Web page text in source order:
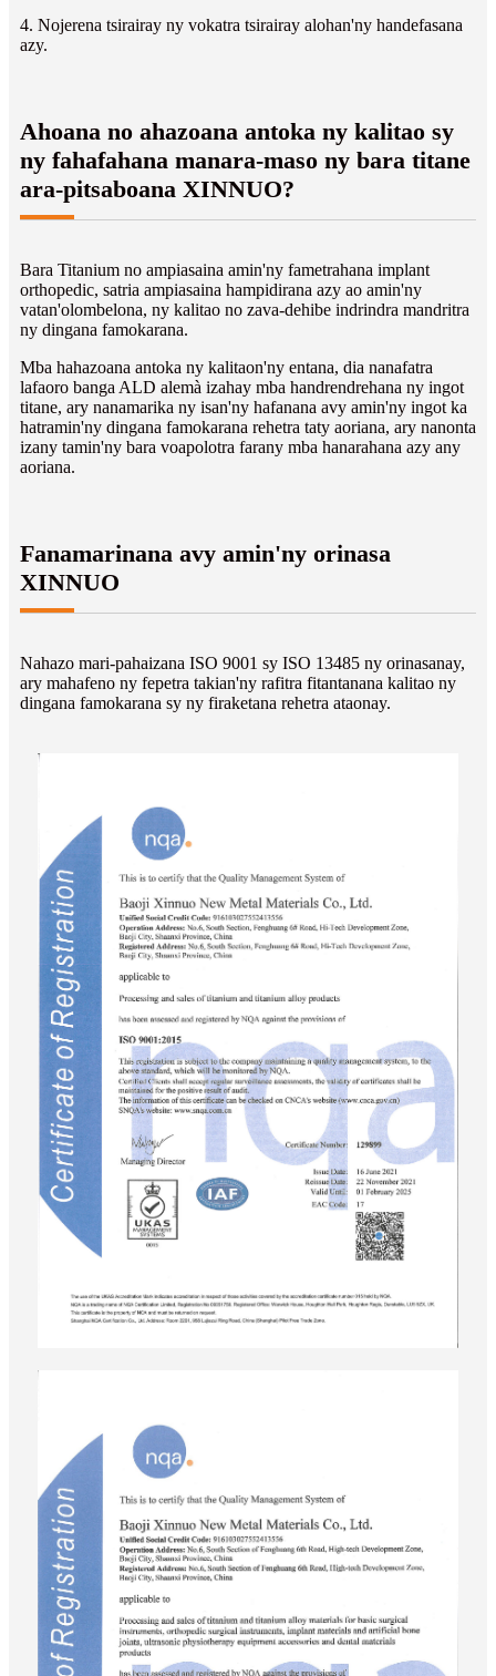
4. Nojerena tsirairay ny vokatra tsirairay alohan'ny handefasana
azy.
Ahoana no ahazoana antoka ny kalitao sy
ny fahafahana manara-maso ny bara titane
ara-pitsaboana XINNUO?
Bara Titanium no ampiasaina amin'ny fametrahana implant
orthopedic, satria ampiasaina hampidirana azy ao amin'ny
vatan'olombelona, ​​​​ny kalitao no zava-dehibe indrindra mandritra
ny dingana famokarana.
Mba hahazoana antoka ny kalitaon'ny entana, dia nanafatra
lafaoro banga ALD alemà izahay mba handrendrehana ny ingot
titane, ary nanamarika ny isan'ny hafanana avy amin'ny ingot ka
hatramin'ny dingana famokarana rehetra taty aoriana, ary nanonta
izany tamin'ny bara voapolotra farany mba hanarahana azy any
aoriana.
Fanamarinana avy amin'ny orinasa
XINNUO
Nahazo mari-pahaizana ISO 9001 sy ISO 13485 ny orinasanay,
ary mahafeno ny fepetra takian'ny rafitra fitantanana kalitao ny
dingana famokarana sy ny firaketana rehetra ataonay.